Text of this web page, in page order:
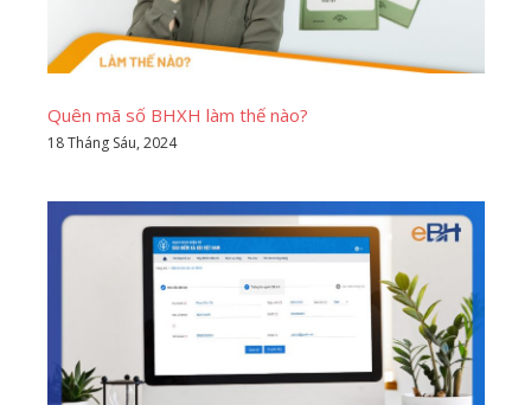
Quên mã số BHXH làm thế nào?
18 Tháng Sáu, 2024